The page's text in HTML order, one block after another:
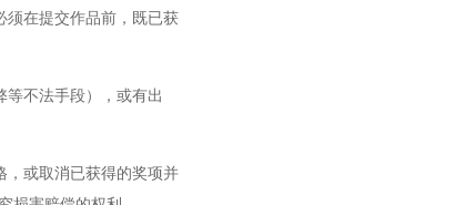
在提交作品前，既已获
不法手段），或有出
或取消已获得的奖项并